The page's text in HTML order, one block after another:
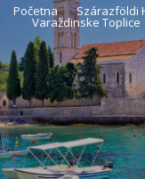
Početna Szárazföldi
Varaždinske Toplice